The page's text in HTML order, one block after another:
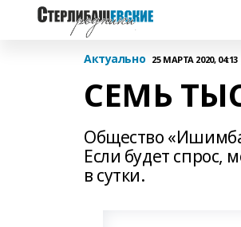
Актуально 25 МАРТА 2020, 04:13
СЕМЬ
Общество
Если будет спрос,
в сутки.